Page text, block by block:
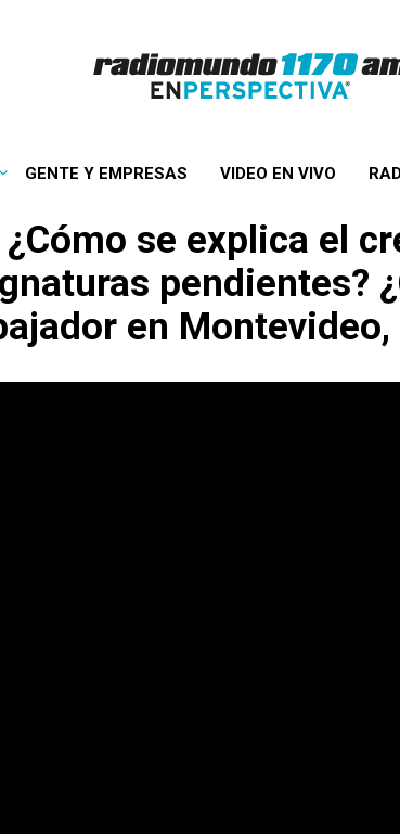
GENTE Y EMPRESAS VIDEO EN VIVO
se explica el
pendientes?
en